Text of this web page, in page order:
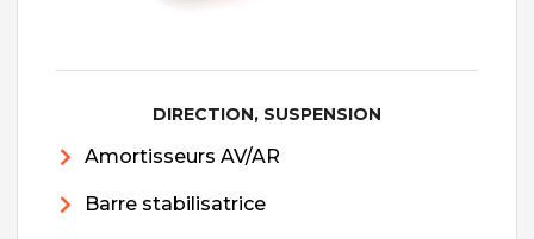
DIRECTION, SUSPENSION
Amortisseurs AV/AR
Barre stabilisatrice